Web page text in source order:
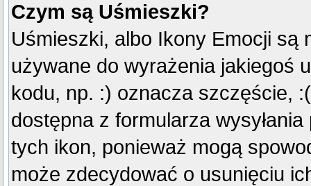
Czym są Uśmieszki?
Uśmieszki, albo Ikony Emocji są
używane do wyrażenia jakiegoś
kodu, np. :) oznacza szczęście,
dostępna z formularza
tych ikon, ponieważ mogą
może zdecydować o usunięciu